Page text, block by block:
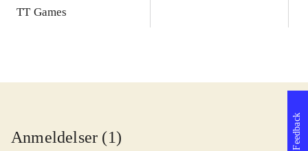
TT Games
Anmeldelser (1) Feedback